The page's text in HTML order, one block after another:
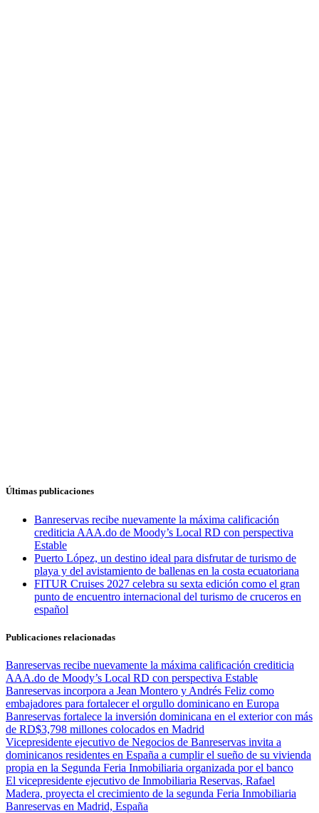
Últimas publicaciones
Banreservas recibe nuevamente la máxima calificación
crediticia AAA.do de Moody’s Local RD con perspectiva
Estable
Puerto López, un destino ideal para disfrutar de turismo de
playa y del avistamiento de ballenas en la costa ecuatoriana
FITUR Cruises 2027 celebra su sexta edición como el gran
punto de encuentro internacional del turismo de cruceros en
español
Publicaciones relacionadas
Banreservas recibe nuevamente la máxima calificación crediticia
AAA.do de Moody’s Local RD con perspectiva Estable
Banreservas incorpora a Jean Montero y Andrés Feliz como
embajadores para fortalecer el orgullo dominicano en Europa
Banreservas fortalece la inversión dominicana en el exterior con más
de RD$3,798 millones colocados en Madrid
Vicepresidente ejecutivo de Negocios de Banreservas invita a
dominicanos residentes en España a cumplir el sueño de su vivienda
propia en la Segunda Feria Inmobiliaria organizada por el banco
El vicepresidente ejecutivo de Inmobiliaria Reservas, Rafael
Madera, proyecta el crecimiento de la segunda Feria Inmobiliaria
Banreservas en Madrid, España